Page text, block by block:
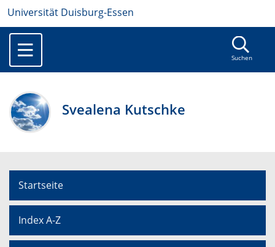
Universität Duisburg-Essen
Suchen
Svealena Kutschke
Startseite
Index A-Z